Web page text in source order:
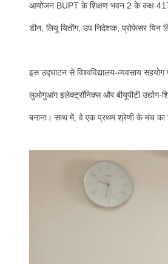
आयोजन BUPT के शिक्षण भवन 2 के कक्ष
डीन; लियू यितोंग, उप निदेशक; प्रोफेसर यिन
इस उद्घाटन से विश्वविद्यालय-व्यवसाय
लुओगुआंग इलेक्ट्रॉनिक्स और बीयूपीटी उद्योग-
बनाना। साथ में, वे एक प्रथम श्रेणी के मंच का